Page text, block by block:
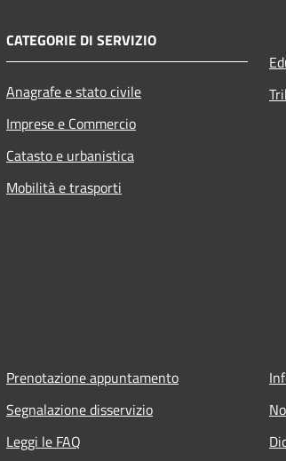
CATEGORIE DI SERVIZIO
Anagrafe e stato civile
Imprese e Commercio
Catasto e urbanistica
Mobilità e trasporti
Prenotazione appuntamento
Segnalazione disservizio
Leggi le FAQ